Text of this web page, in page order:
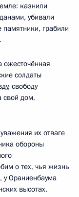
казнили
убивали
грабили
ожесточённая
солдаты
свободу
свой дом,
их отваге
обороны
о тех, чья жизнь
у Ораниенбаума
высотах,